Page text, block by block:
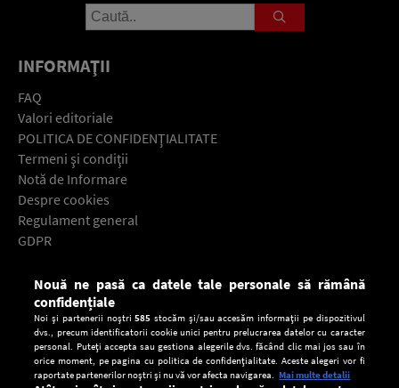
INFORMAŢII
FAQ
Valori editoriale
POLITICA DE CONFIDENŢIALITATE
Termeni şi condiţii
Notă de Informare
Despre cookies
Regulament general
GDPR
Descarcă gratuit aplicaţia Europa FM pentru smartphone:
Nouă ne pasă ca datele tale personale să rămână
confidențiale
Noi și partenerii noștri585 stocăm și/sau accesăm informații pe dispozitivul
dvs., precum identificatorii cookie unici pentru prelucrarea datelor cu caracter
personal. Puteți accepta sau gestiona alegerile dvs. făcând clic mai jos sau în
orice moment, pe pagina cu politica de confidențialitate. Aceste alegeri vor fi
raportate partenerilor noștri și nu vă vor afecta navigarea. Mai multe detalii